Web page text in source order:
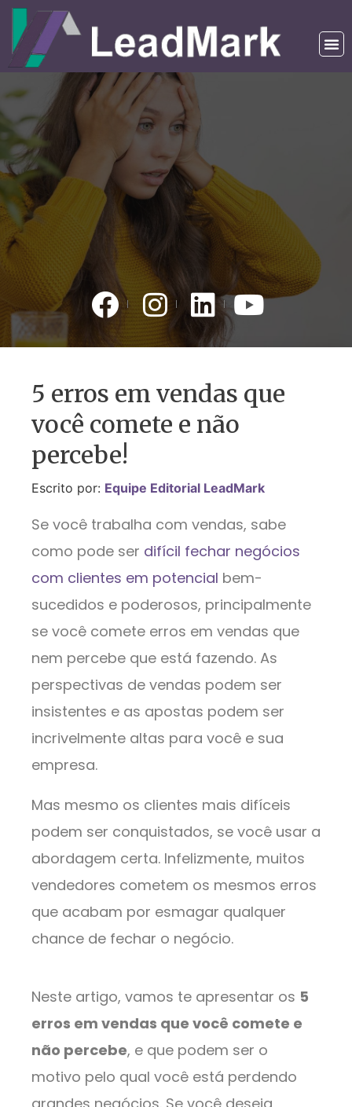
5 erros em vendas que
você comete e não
percebe!
Escrito por: Equipe Editorial LeadMark
Se você trabalha com vendas, sabe
como pode ser difícil fechar negócios
com clientes em potencial bem-
sucedidos e poderosos, principalmente
se você comete erros em vendas que
nem percebe que está fazendo. As
perspectivas de vendas podem ser
insistentes e as apostas podem ser
incrivelmente altas para você e sua
empresa.
Mas mesmo os clientes mais difíceis
podem ser conquistados, se você usar a
abordagem certa. Infelizmente, muitos
vendedores cometem os mesmos erros
que acabam por esmagar qualquer
chance de fechar o negócio.
Neste artigo, vamos te apresentar os 5
erros em vendas que você comete e
não percebe, e que podem ser o
motivo pelo qual você está perdendo